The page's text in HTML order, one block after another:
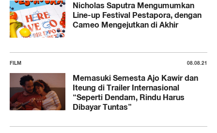
Nicholas Saputra Mengumumkan
Line-up Festival Pestapora, dengan
Cameo Mengejutkan di Akhir
FILM 08.08.21
Memasuki Semesta Ajo Kawir dan
Iteung di Trailer Internasional
“Seperti Dendam, Rindu Harus
Dibayar Tuntas”